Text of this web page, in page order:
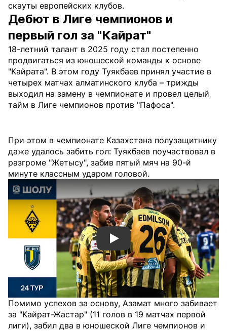
скауты европейских клубов.
Дебют в Лиге чемпионов и
первый гол за "Кайрат"
18-летний талант в 2025 году стал постепенно
продвигаться из юношеской команды к основе
"Кайрата". В этом году Туякбаев принял участие в
четырех матчах алматинского клуба – трижды
выходил на замену в чемпионате и провел целый
тайм в Лиге чемпионов против "Пафоса".
При этом в чемпионате Казахстана полузащитнику
даже удалось забить гол: Туякбаев поучаствовал в
разгроме "Жетысу", забив пятый мяч на 90-й
минуте классным ударом головой.
Смотреть видео YouTube
Помимо успехов за основу, Азамат много забивает
за "Кайрат-Жастар" (11 голов в 19 матчах первой
лиги), забил два в юношеской Лиге чемпионов и